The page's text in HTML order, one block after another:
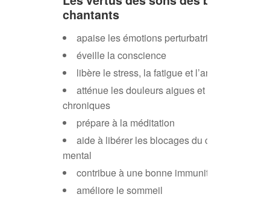
chantants
apaise les émotions perturbatrices
éveille la conscience
libère le stress, la fatigue et l’anxiété
atténue les douleurs aigues et
chroniques
prépare à la méditation
aide à libérer les blocages du corps, du
mental
contribue à une bonne immunité
améliore le sommeil